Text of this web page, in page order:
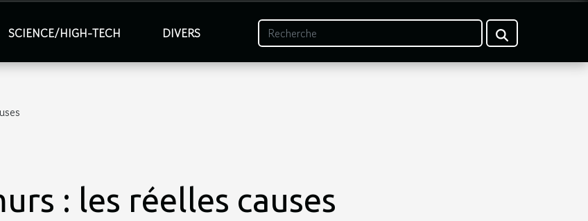
SCIENCE/HIGH-TECH DIVERS
: les réelles causes